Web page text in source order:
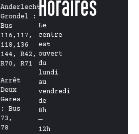
Anderlecht
Grondel :
Bus
116,117,
118,136
144, R42,
R70, R71
Arrêt
Deux
Gares
: Bus
73,
78
Horaires
Le
centre
est
ouvert
du
lundi
au
vendredi
de
8h
—
12h